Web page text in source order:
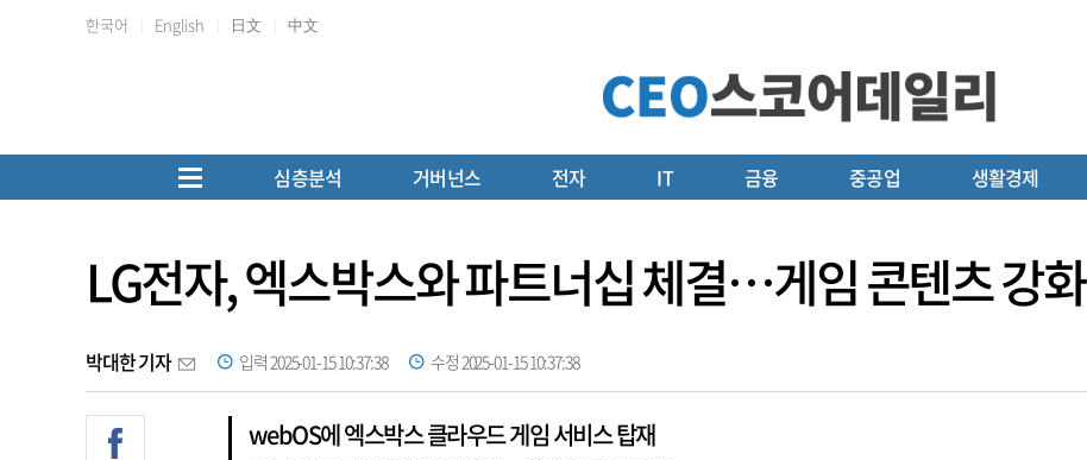
한국어 English 日文 中文
심층분석 거버넌스 전자 IT 금융 중공업 생활경제
LG전자, 엑스박스와 파트너십 체결…게임 콘텐츠 강화
박대한 기자 입력 2025-01-15 10:37:38 수정 2025-01-15 10:37:38
webOS에 엑스박스 클라우드 게임 서비스 탑재